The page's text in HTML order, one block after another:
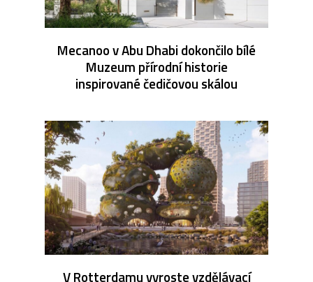
Mecanoo v Abu Dhabi dokončilo bílé
Muzeum přírodní historie
inspirované čedičovou skálou
V Rotterdamu vyroste vzdělávací